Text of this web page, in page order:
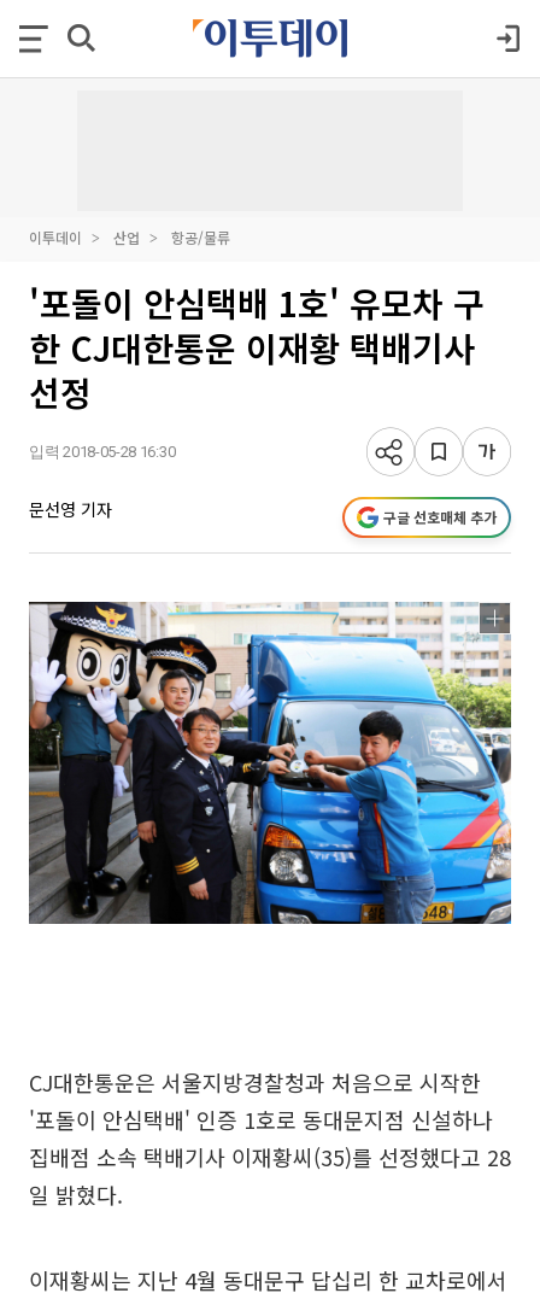
이투데이 산업 항공/물류
'포돌이 안심택배 1호' 유모차 구
한 CJ대한통운 이재황 택배기사
선정
입력 2018-05-28 16:30
문선영 기자 구글 선호매체 추가
CJ대한통운은 서울지방경찰청과 처음으로 시작한
'포돌이 안심택배' 인증 1호로 동대문지점 신설하나
집배점 소속 택배기사 이재황씨(35)를 선정했다고 28
일 밝혔다.
이재황씨는 지난 4월 동대문구 답십리 한 교차로에서